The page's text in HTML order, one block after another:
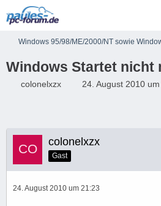
Windows 95/98/ME/2000/NT sowie
Windows Startet nicht
colonelxzx 24. August 2010
colonelxzx
Gast
24. August 2010 um 21:23